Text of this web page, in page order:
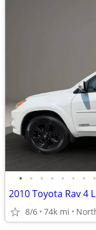
• • • • • • • •
2010 Toyota Rav 4
8/6 74k mi